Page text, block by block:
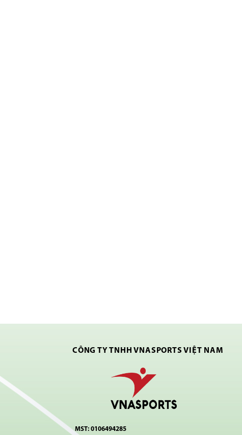
CÔNG TY TNHH VNASPORTS VIỆT NAM
MST: 0106494285